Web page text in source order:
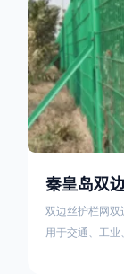
秦皇岛双
双边丝护栏网
用于交通、工